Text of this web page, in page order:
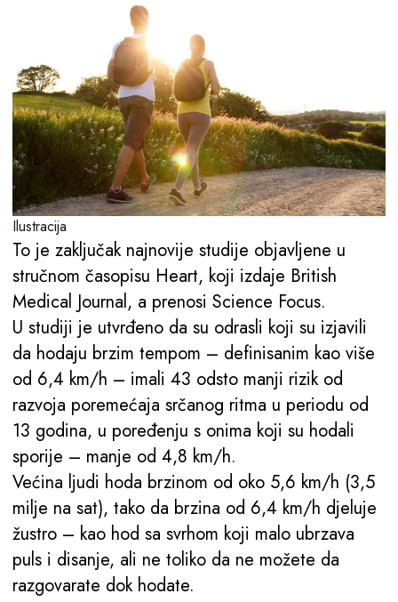
Ilustracija
To je zaključak najnovije studije objavljene u
stručnom časopisu Heart, koji izdaje British
Medical Journal, a prenosi Science Focus.
U studiji je utvrđeno da su odrasli koji su izjavili
da hodaju brzim tempom – definisanim kao više
od 6,4 km/h – imali 43 odsto manji rizik od
razvoja poremećaja srčanog ritma u periodu od
13 godina, u poređenju s onima koji su hodali
sporije – manje od 4,8 km/h.
Većina ljudi hoda brzinom od oko 5,6 km/h (3,5
milje na sat), tako da brzina od 6,4 km/h djeluje
žustro – kao hod sa svrhom koji malo ubrzava
puls i disanje, ali ne toliko da ne možete da
razgovarate dok hodate.